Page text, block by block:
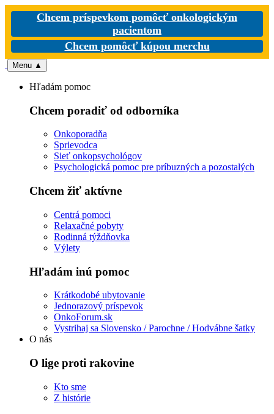
Chcem príspevkom pomôcť onkologickým
pacientom
Chcem pomôcť kúpou merchu
Menu ▲
Hľadám pomoc
Chcem poradiť od odborníka
Onkoporadňa
Sprievodca
Sieť onkopsychológov
Psychologická pomoc pre príbuzných a pozostalých
Chcem žiť aktívne
Centrá pomoci
Relaxačné pobyty
Rodinná týždňovka
Výlety
Hľadám inú pomoc
Krátkodobé ubytovanie
Jednorazový príspevok
OnkoForum.sk
Vystrihaj sa Slovensko / Parochne / Hodvábne šatky
O nás
O lige proti rakovine
Kto sme
Z histórie